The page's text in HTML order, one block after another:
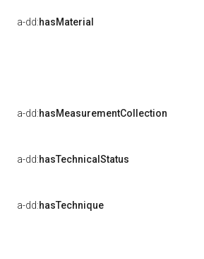
a-dd:hasMaterial
a-dd:hasMeasurementCollection
a-dd:hasTechnicalStatus
a-dd:hasTechnique